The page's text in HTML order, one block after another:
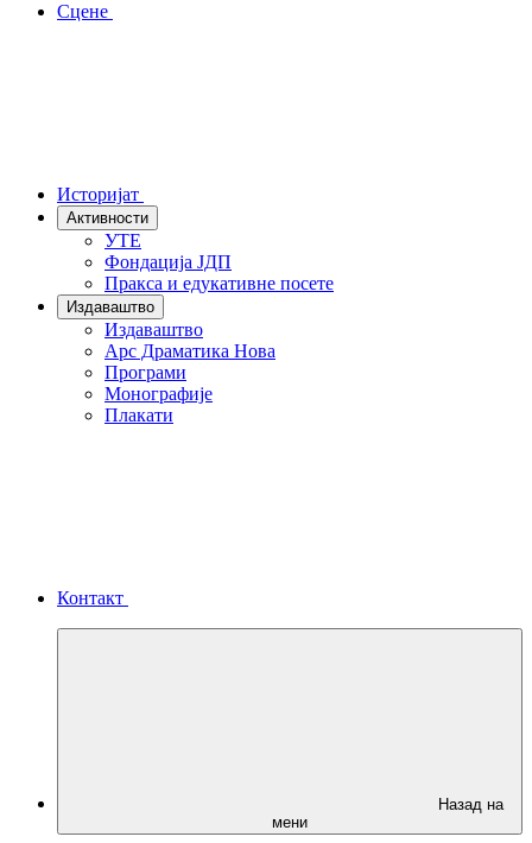
Сцене
Историјат
Активности
УТЕ
Фондација ЈДП
Пракса и едукативне посете
Издаваштво
Издаваштво
Арс Драматика Нова
Програми
Монографије
Плакати
Контакт
Назад на
мени